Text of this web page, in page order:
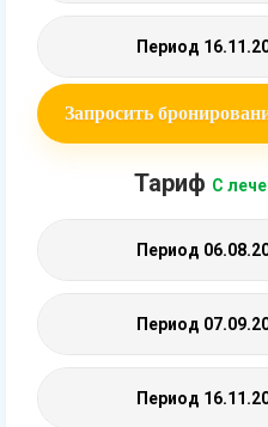
Период
Запросить
Тариф С
Период
Период
Период